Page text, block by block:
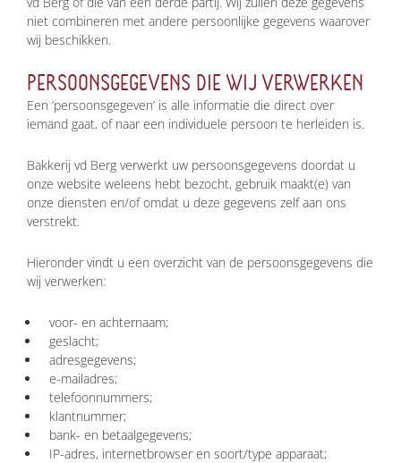
niet combineren met andere persoonlijke gegevens waarover
wij beschikken.
PERSOONSGEGEVENS DIE WIJ VERWERKEN
Een ‘persoonsgegeven’ is alle informatie die direct over
iemand gaat, of naar een individuele persoon te herleiden is.
Bakkerij vd Berg verwerkt uw persoonsgegevens doordat u
onze website weleens hebt bezocht, gebruik maakt(e) van
onze diensten en/of omdat u deze gegevens zelf aan ons
verstrekt.
Hieronder vindt u een overzicht van de persoonsgegevens die
wij verwerken:
voor- en achternaam;
geslacht;
adresgegevens;
e-mailadres;
telefoonnummers;
klantnummer;
bank- en betaalgegevens;
IP-adres, internetbrowser en soort/type apparaat;